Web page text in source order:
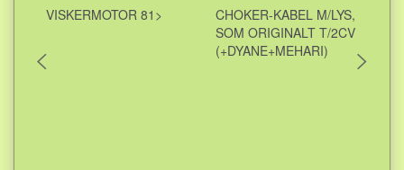
VISKERMOTOR 81>
CHOKER-KABEL M/LYS,
SOM ORIGINALT T/2CV
(+DYANE+MEHARI)